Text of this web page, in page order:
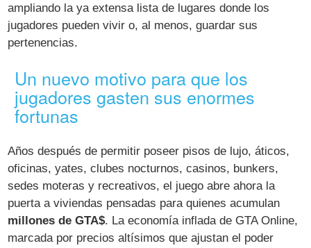
ampliando la ya extensa lista de lugares donde los
jugadores pueden vivir o, al menos, guardar sus
pertenencias.
Un nuevo motivo para que los
jugadores gasten sus enormes
fortunas
Años después de permitir poseer pisos de lujo, áticos,
oficinas, yates, clubes nocturnos, casinos, bunkers,
sedes moteras y recreativos, el juego abre ahora la
puerta a viviendas pensadas para quienes acumulan
millones de GTA$. La economía inflada de GTA Online,
marcada por precios altísimos que ajustan el poder